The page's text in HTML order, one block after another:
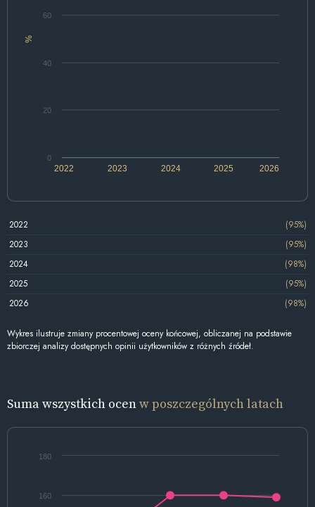
%
2022 2024 2026
2023 2025
0
20
40
60
2022
(95%)
2023
(95%)
2024
(98%)
2025
(95%)
2026
(98%)
Wykres ilustruje zmiany procentowej oceny końcowej, obliczanej na podstawie
zbiorczej analizy dostępnych opinii użytkowników z różnych źródeł.
Suma wszystkich ocenw poszczególnych latach
160
180